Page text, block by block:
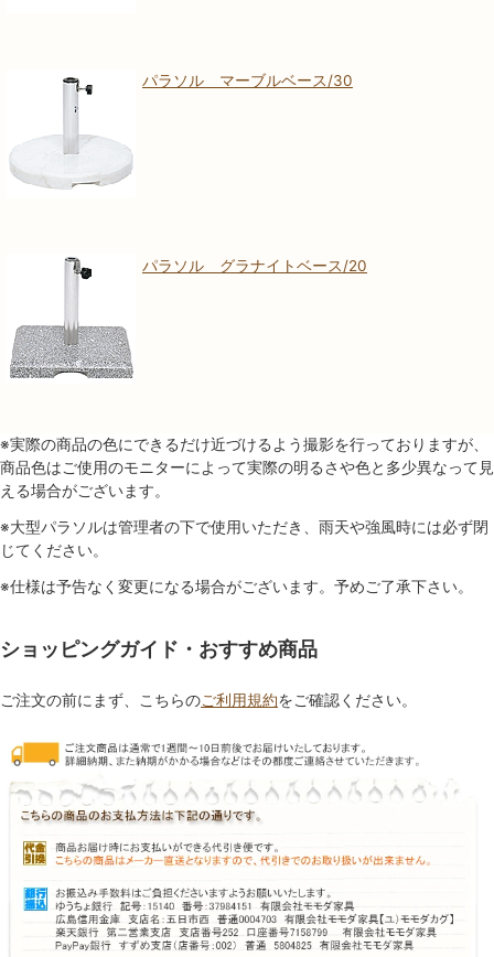
パラソル マーブルベース/30
パラソル グラナイトベース/20
※実際の商品の色にできるだけ近づけるよう撮影を行っておりますが、
商品色はご使用のモニターによって実際の明るさや色と多少異なって見
える場合がございます。
※大型パラソルは管理者の下で使用いただき、雨天や強風時には必ず閉
じてください。
※仕様は予告なく変更になる場合がございます。予めご了承下さい。
ショッピングガイド・おすすめ商品
ご注文の前にまず、こちらのご利用規約をご確認ください。